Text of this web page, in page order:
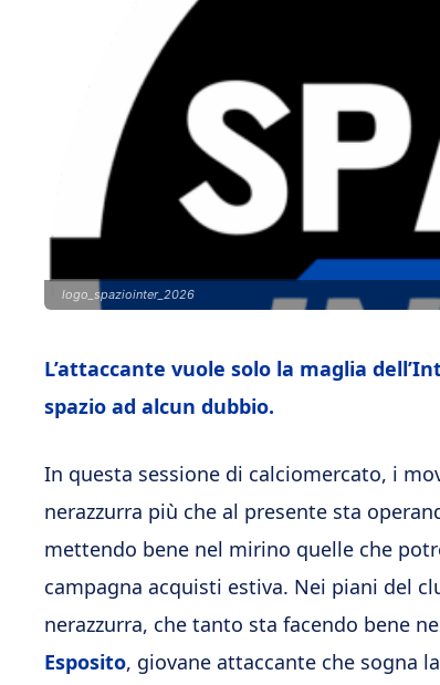
logo_spaziointer_2026
L’attaccante vuole solo la maglia
spazio ad alcun dubbio.
In questa sessione di calciomercato, i
nerazzurra più che al presente sta
mettendo bene nel mirino quelle che
campagna acquisti estiva. Nei piani del
nerazzurra, che tanto sta facendo bene
Esposito, giovane attaccante che sogna